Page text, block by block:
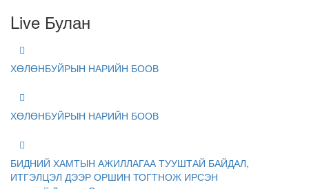
2026-07-29 12:57:05
Бо Бао Жүгийн Соёл урлагийн хүрээлэнгийн нээлт
2026-07-29 12:53:33
Ши Жиньпин Словакийн Ерөнхийлөгчтэй хэлэлцээр хийв
ялгаралттай онгоцны буудал байгуулагджээ
улсын гурван байгууллага оролцоно
2026-06-18 22:16:43
817
Live Булан
ХӨЛӨНБУЙРЫН НАРИЙН БООВ
ХӨЛӨНБУЙРЫН НАРИЙН БООВ
БИДНИЙ ХАМТЫН АЖИЛЛАГАА ТУУШТАЙ БАЙДАЛ,
ИТГЭЛЦЭЛ ДЭЭР ОРШИН ТОГТНОЖ ИРСЭН